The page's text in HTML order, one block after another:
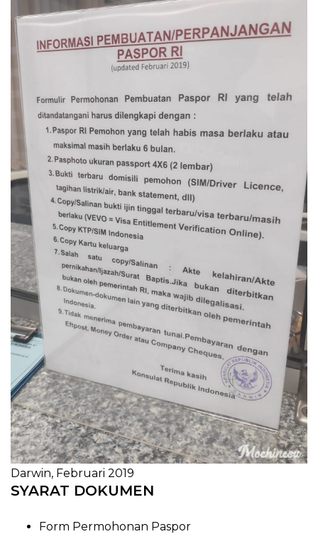
Darwin, Februari 2019
SYARAT DOKUMEN
Form Permohonan Paspor